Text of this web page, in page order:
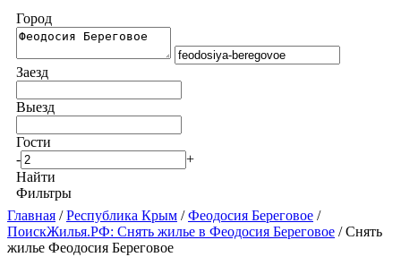
Город
Заезд
Выезд
Гости
-
+
Найти
Фильтры
Главная /Республика Крым /Феодосия Береговое /
ПоискЖилья.РФ: Снять жилье в Феодосия Береговое / Снять
жилье Феодосия Береговое